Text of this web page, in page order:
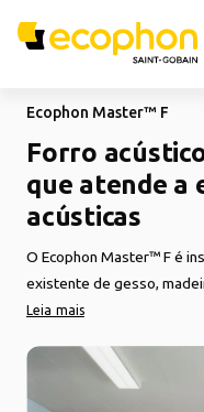
Ecophon Master™ F
Forro
que atende a
acústicas
O Ecophon Master™ F é
existente de gesso,
Leia mais